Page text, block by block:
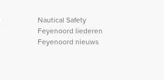
Nautical Safety
Feyenoord liederen
Feyenoord nieuws